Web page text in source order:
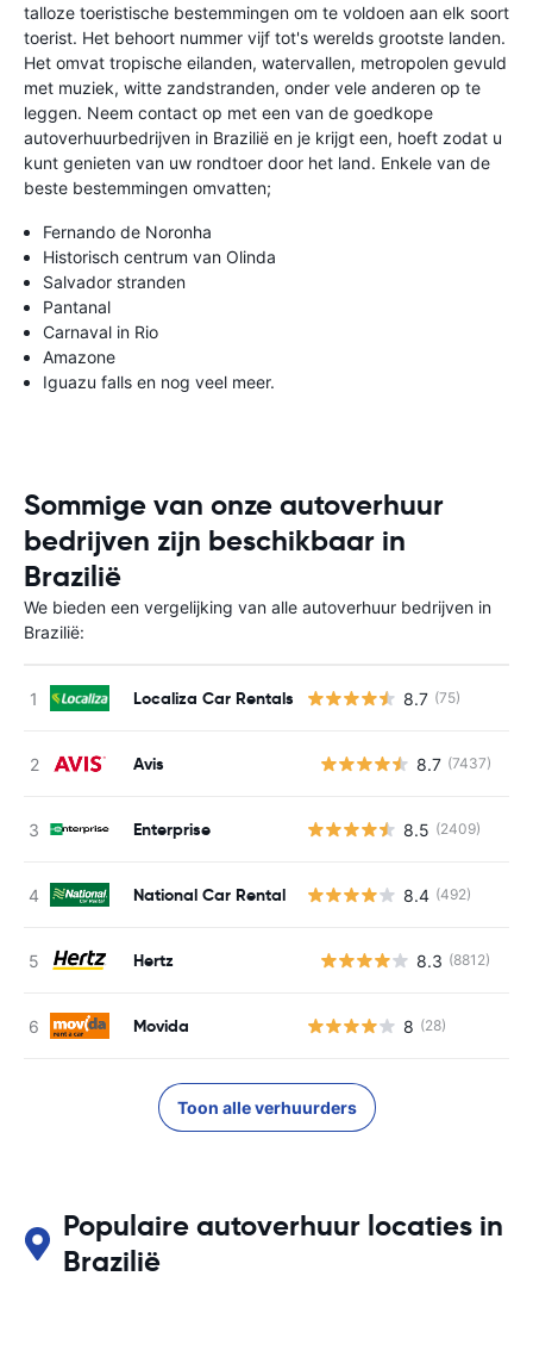
talloze toeristische bestemmingen om te voldoen aan elk soort
toerist. Het behoort nummer vijf tot's werelds grootste landen.
Het omvat tropische eilanden, watervallen, metropolen gevuld
met muziek, witte zandstranden, onder vele anderen op te
leggen. Neem contact op met een van de goedkope
autoverhuurbedrijven in Brazilië en je krijgt een, hoeft zodat u
kunt genieten van uw rondtoer door het land. Enkele van de
beste bestemmingen omvatten;
Fernando de Noronha
Historisch centrum van Olinda
Salvador stranden
Pantanal
Carnaval in Rio
Amazone
Iguazu falls en nog veel meer.
Sommige van onze autoverhuur
bedrijven zijn beschikbaar in
Brazilië
We bieden een vergelijking van alle autoverhuur bedrijven in
Brazilië:
Localiza Car Rentals 8.7 (75)
Avis 8.7 (7437)
Enterprise 8.5 (2409)
National Car Rental 8.4 (492)
Hertz 8.3 (8812)
Movida 8 (28)
Toon alle verhuurders
Populaire autoverhuur locaties in
Brazilië